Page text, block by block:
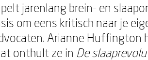
jarenlang brein- en
om eens kritisch naar je
Arianne Huffington
onthult ze in De